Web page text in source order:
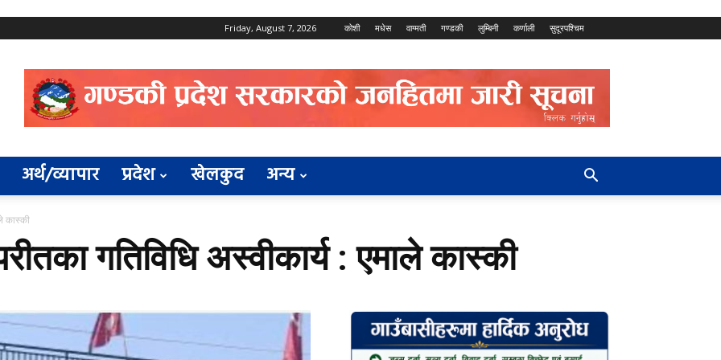
Friday, August 7, 2026 कोशी मधेस वाग्मती गण्डकी लुम्बिनी कर्णाली सुदूरपश्चिम
अर्थ/व्यापार प्रदेश खेलकुद अन्य
कास्की
गतिविधि अस्वीकार्य : एमाले कास्की